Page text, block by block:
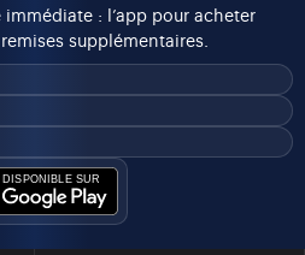
: l’app pour acheter
supplémentaires.